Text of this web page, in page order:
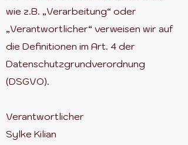
wie z.B. „Verarbeitung“ oder
„Verantwortlicher“ verweisen wir auf
die Definitionen im Art. 4 der
Datenschutzgrundverordnung
(DSGVO).
Verantwortlicher
Sylke Kilian